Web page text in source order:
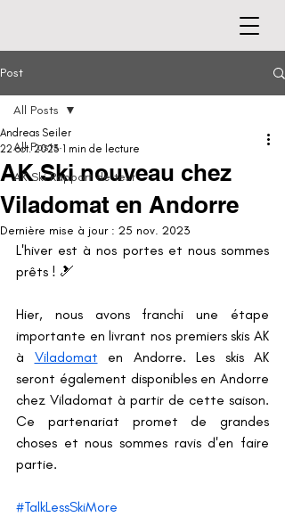
Post
All Posts
AK Ski Rapport de test
All Posts
AK Ski nouveau chez
Viladomat en Andorre
Andreas Seiler
22 oct. 2023 1 min de lecture
Dernière mise à jour : 25 nov. 2023
L'hiver est à nos portes et nous sommes
prêts ! 🎿
Hier, nous avons franchi une étape
importante en livrant nos premiers skis AK
à Viladomat en Andorre. Les skis AK
seront également disponibles en Andorre
chez Viladomat à partir de cette saison.
Ce partenariat promet de grandes
choses et nous sommes ravis d'en faire
partie.
#TalkLessSkiMore